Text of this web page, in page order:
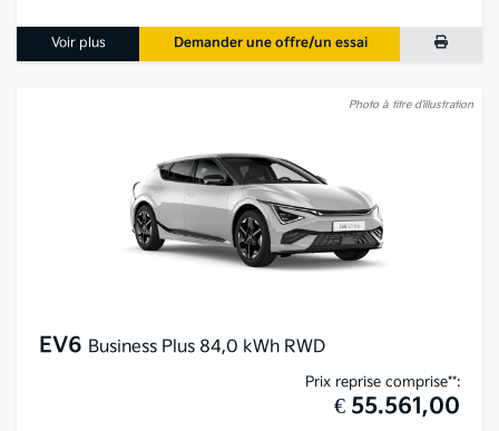
Voir plus Demander une offre/un essai
Photo à titre d’illustration
EV6 Business Plus 84,0 kWh RWD
Prix reprise comprise**:
€ 55.561,00